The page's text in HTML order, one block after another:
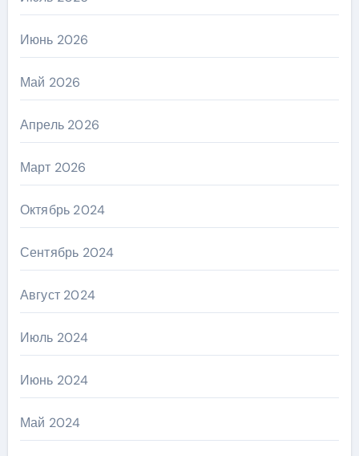
Июнь 2026
Май 2026
Апрель 2026
Март 2026
Октябрь 2024
Сентябрь 2024
Август 2024
Июль 2024
Июнь 2024
Май 2024